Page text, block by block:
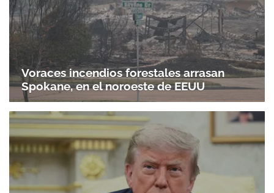
Voraces incendios forestales arrasan
Spokane, en el noroeste de EEUU